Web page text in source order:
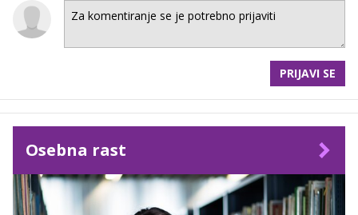
PRIJAVI SE
Osebna rast